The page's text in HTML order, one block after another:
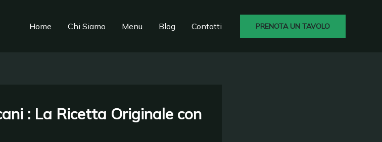
Home Chi Siamo Menu Blog Contatti PRENOTA UN TAVOLO
: La Ricetta Originale con